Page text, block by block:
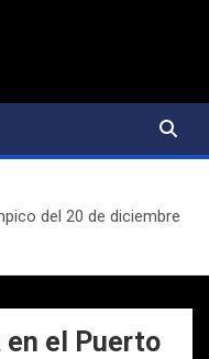
del 20 de diciembre
en el Puerto